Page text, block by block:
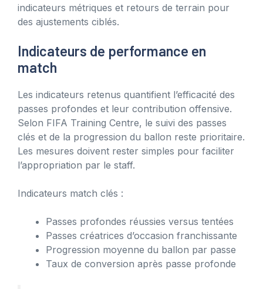
indicateurs métriques et retours de terrain pour
des ajustements ciblés.
Indicateurs de performance en
match
Les indicateurs retenus quantifient l’efficacité des
passes profondes et leur contribution offensive.
Selon FIFA Training Centre, le suivi des passes
clés et de la progression du ballon reste prioritaire.
Les mesures doivent rester simples pour faciliter
l’appropriation par le staff.
Indicateurs match clés :
Passes profondes réussies versus tentées
Passes créatrices d’occasion franchissante
Progression moyenne du ballon par passe
Taux de conversion après passe profonde